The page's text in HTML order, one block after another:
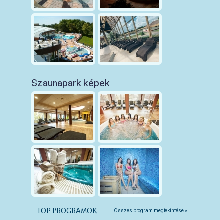
Szaunapark képek
TOP PROGRAMOK Összes program megtekintése »